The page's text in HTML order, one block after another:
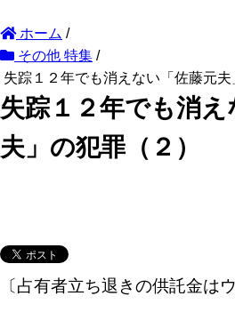
ホーム /
その他 特集 /
失踪１２年でも消えない「佐藤元夫
失踪１２年でも消
夫」の犯罪（２）
〔占有者立ち退きの供託金は